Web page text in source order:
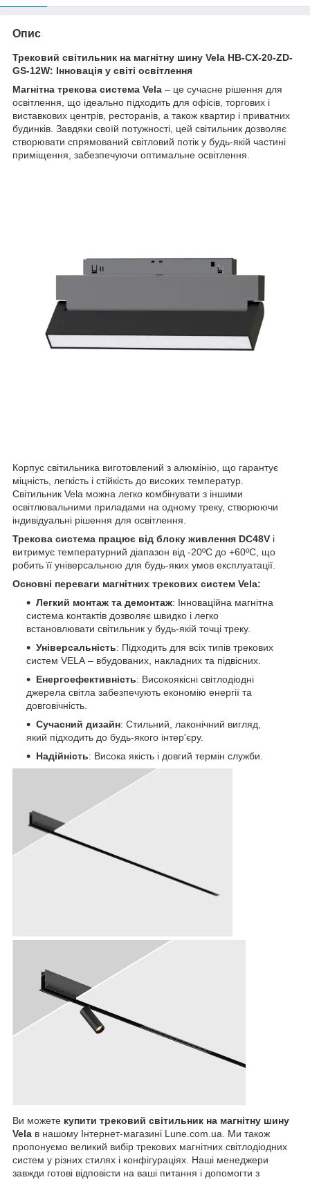
Опис
Трековий світильник на магнітну шину Vela HB-CX-20-ZD-
GS-12W: Інновація у світі освітлення
Магнітна трекова система Vela – це сучасне рішення для
освітлення, що ідеально підходить для офісів, торгових і
виставкових центрів, ресторанів, а також квартир і приватних
будинків. Завдяки своїй потужності, цей світильник дозволяє
створювати спрямований світловий потік у будь-якій частині
приміщення, забезпечуючи оптимальне освітлення.
Корпус світильника виготовлений з алюмінію, що гарантує
міцність, легкість і стійкість до високих температур.
Світильник Vela можна легко комбінувати з іншими
освітлювальними приладами на одному треку, створюючи
індивідуальні рішення для освітлення.
Трекова система працює від блоку живлення DC48V і
витримує температурний діапазон від -20ºС до +60ºС, що
робить її універсальною для будь-яких умов експлуатації.
Основні переваги магнітних трекових систем Vela:
Легкий монтаж та демонтаж: Інноваційна магнітна
система контактів дозволяє швидко і легко
встановлювати світильник у будь-якій точці треку.
Універсальність: Підходить для всіх типів трекових
систем VELA – вбудованих, накладних та підвісних.
Енергоефективність: Високоякісні світлодіодні
джерела світла забезпечують економію енергії та
довговічність.
Сучасний дизайн: Стильний, лаконічний вигляд,
який підходить до будь-якого інтер'єру.
Надійність: Висока якість і довгий термін служби.
Ви можете купити трековий світильник на магнітну шину
Vela в нашому Інтернет-магазині Lune.com.ua. Ми також
пропонуємо великий вибір трекових магнітних світлодіодних
систем у різних стилях і конфігураціях. Наші менеджери
завжди готові відповісти на ваші питання і допомогти з